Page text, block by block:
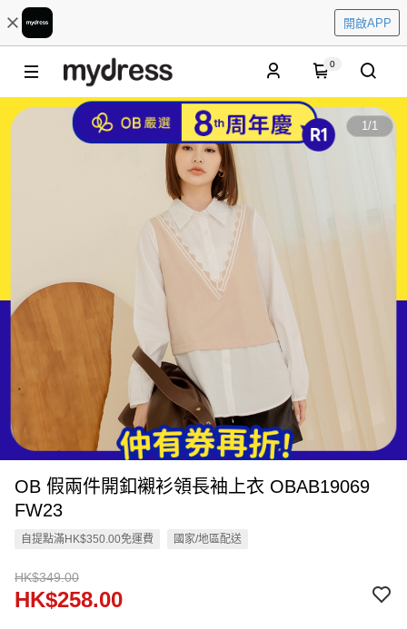
開啟APP
0
1/1
OB 假兩件開釦襯衫領長袖上衣 OBAB19069
FW23
自提點滿HK$350.00免運費 國家/地區配送
HK$349.00
HK$258.00